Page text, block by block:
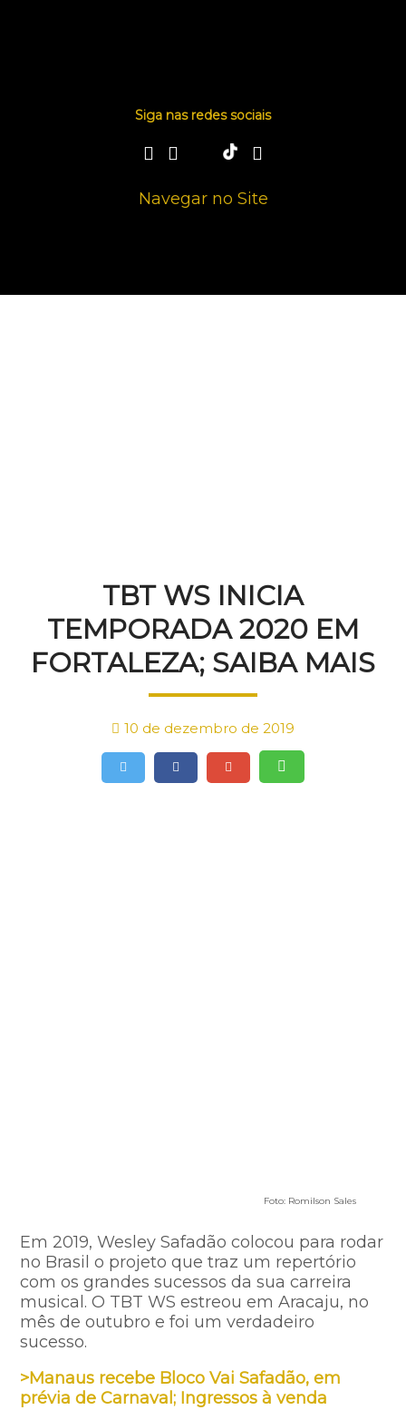
Siga nas redes sociais
Navegar no Site
TBT WS INICIA
TEMPORADA 2020 EM
FORTALEZA; SAIBA MAIS
10 de dezembro de 2019
Foto: Romilson Sales
Em 2019, Wesley Safadão colocou para rodar
no Brasil o projeto que traz um repertório
com os grandes sucessos da sua carreira
musical. O TBT WS estreou em Aracaju, no
mês de outubro e foi um verdadeiro
sucesso.
>Manaus recebe Bloco Vai Safadão, em
prévia de Carnaval; Ingressos à venda